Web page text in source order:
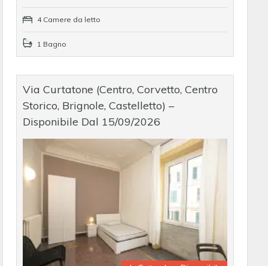
4 Camere da letto
1 Bagno
Via Curtatone (Centro, Corvetto, Centro
Storico, Brignole, Castelletto) –
Disponibile Dal 15/09/2026